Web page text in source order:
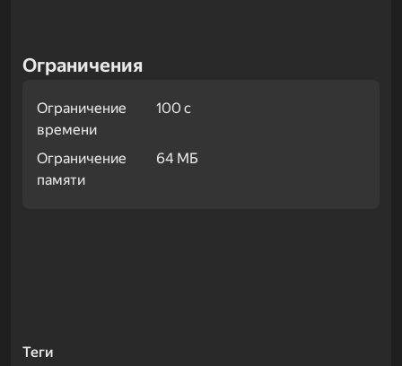
Ограничения
Ограничение
времени
100 с
Ограничение
памяти
64 МБ
Теги